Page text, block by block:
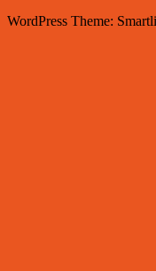
WordPress Theme: